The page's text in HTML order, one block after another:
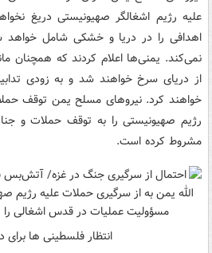
علیه رژیم اشغالگر صهیونیستی دریغ
اهدافی را در دریا و خشکی شامل
نمی‌کند. یمنی‌ها اعلام کردند که همچنان
از دریای سرخ خواهند شد و به زودی
خواهند کرد. نیروهای مسلح یمن توقف
رژیم صهیونیستی را به توقف حملات و
مشروط کرده است.
انتظار فلسطینی ها برای